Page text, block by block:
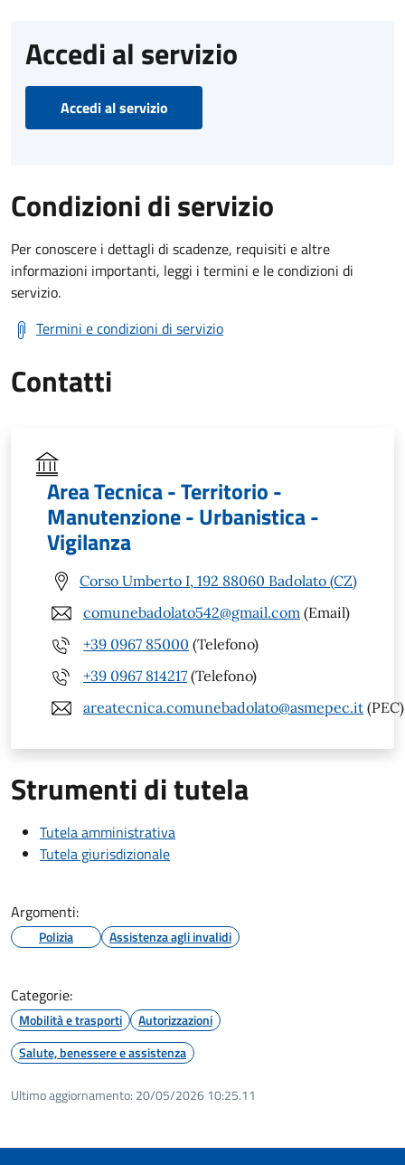
Accedi al servizio
Accedi al servizio
Condizioni di servizio
Per conoscere i dettagli di scadenze, requisiti e altre
informazioni importanti, leggi i termini e le condizioni di
servizio.
Termini e condizioni di servizio
Contatti
Area Tecnica - Territorio -
Manutenzione - Urbanistica -
Vigilanza
Corso Umberto I, 192 88060 Badolato (CZ)
comunebadolato542@gmail.com (Email)
+39 0967 85000 (Telefono)
+39 0967 814217 (Telefono)
areatecnica.comunebadolato@asmepec.it (PEC)
Strumenti di tutela
Tutela amministrativa
Tutela giurisdizionale
Argomenti:
Polizia Assistenza agli invalidi
Categorie:
Mobilità e trasporti
Autorizzazioni
Salute, benessere e assistenza
Ultimo aggiornamento: 20/05/2026 10:25.11